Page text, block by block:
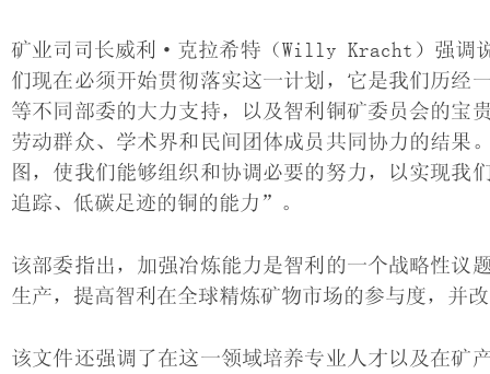
矿业司司长威利·克拉希特（Willy Kracht）强调
们现在必须开始贯彻落实这一计划，它是我们历经
等不同部委的大力支持，以及智利铜矿委员会的宝
劳动群众、学术界和民间团体成员共同协力的结
图，使我们能够组织和协调必要的努力，以实现我
追踪、低碳足迹的铜的能力”。
该部委指出，加强冶炼能力是智利的一个战略性议
生产，提高智利在全球精炼矿物市场的参与度，并
该文件还强调了在这一领域培养专业人才以及在矿